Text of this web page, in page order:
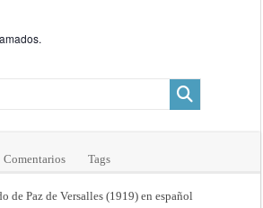
Comentarios Tags
de Paz de Versalles (1919) en español